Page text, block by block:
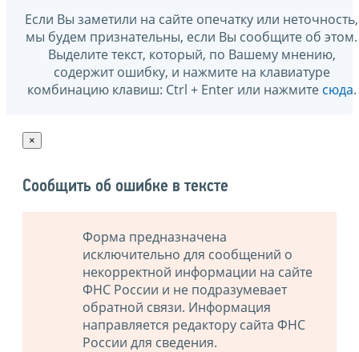
Если Вы заметили на сайте опечатку или неточность,
мы будем признательны, если Вы сообщите об этом.
Выделите текст, который, по Вашему мнению,
содержит ошибку, и нажмите на клавиатуре
комбинацию клавиш: Ctrl + Enter или нажмите сюда.
×
Сообщить об ошибке в тексте
Форма предназначена
исключительно для сообщений о
некорректной информации на сайте
ФНС России и не подразумевает
обратной связи. Информация
направляется редактору сайта ФНС
России для сведения.